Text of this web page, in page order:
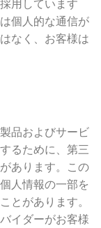
用しています
個人的な通信が
なく、お客様は
品およびサービ
るために、第三
あります。この
人情報の一部を
とがあります。
イダーがお客様